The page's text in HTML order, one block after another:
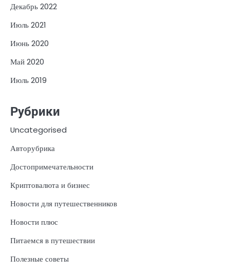
Декабрь 2022
Июль 2021
Июнь 2020
Май 2020
Июль 2019
Рубрики
Uncategorised
Авторубрика
Достопримечательности
Криптовалюта и бизнес
Новости для путешественников
Новости плюс
Питаемся в путешествии
Полезные советы